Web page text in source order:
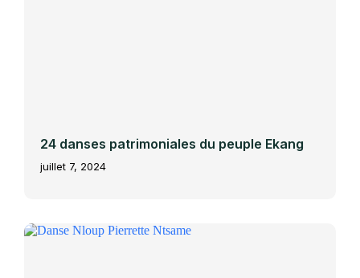
24 danses patrimoniales du peuple Ekang
juillet 7, 2024